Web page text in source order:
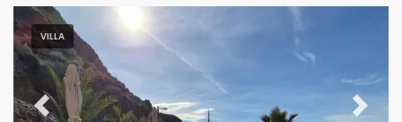
VILLA
Previous Next